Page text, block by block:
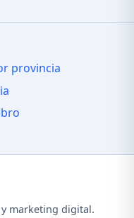
provincia
marketing digital.